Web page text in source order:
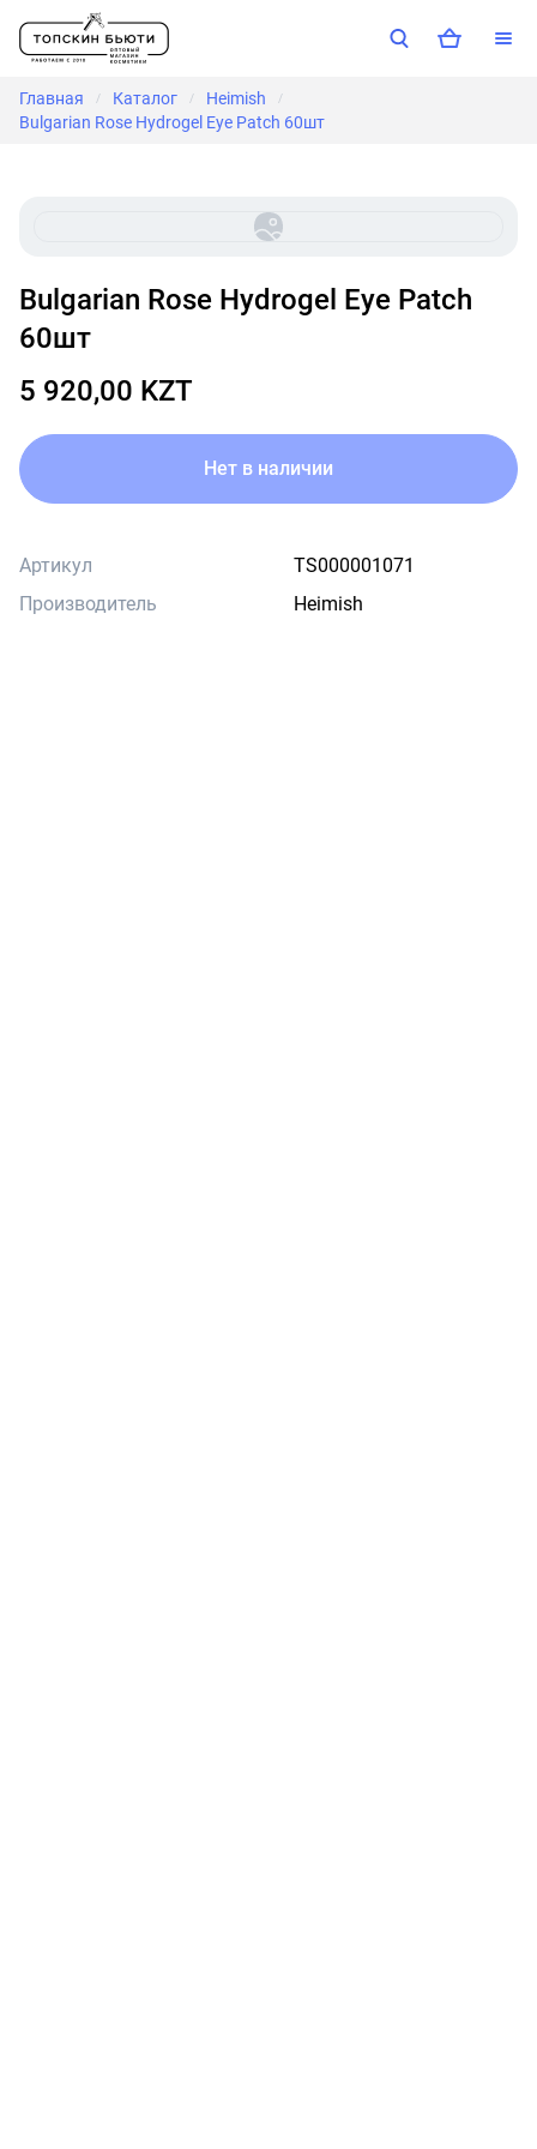
Главная / Каталог / Heimish /
Bulgarian Rose Hydrogel Eye Patch 60шт
Bulgarian Rose Hydrogel Eye Patch
60шт
5 920,00 KZT
Нет в наличии
Артикул
TS000001071
Производитель
Heimish